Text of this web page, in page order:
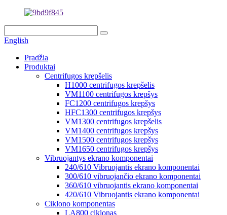
English
Pradžia
Produktai
Centrifugos krepšelis
H1000 centrifugos krepšelis
VM1100 centrifugos krepšys
FC1200 centrifugos krepšys
HFC1300 centrifugos krepšys
VM1300 centrifugos krepšelis
VM1400 centrifugos krepšys
VM1500 centrifugos krepšys
VM1650 centrifugos krepšys
Vibruojantys ekrano komponentai
240/610 Vibruojantis ekrano komponentai
300/610 vibruojančio ekrano komponentai
360/610 vibruojantis ekrano komponentai
420/610 Vibruojantis ekrano komponentai
Ciklono komponentas
LA800 ciklonas